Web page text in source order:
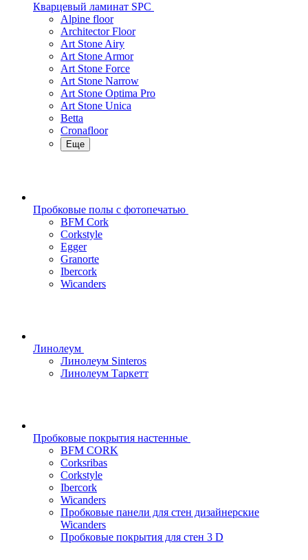
Кварцевый ламинат SPC
Alpine floor
Architector Floor
Art Stone Airy
Art Stone Armor
Art Stone Force
Art Stone Narrow
Art Stone Optima Pro
Art Stone Unica
Betta
Cronafloor
Еще
Пробковые полы с фотопечатью
BFM Cork
Corkstyle
Egger
Granorte
Ibercork
Wicanders
Линолеум
Линолеум Sinteros
Линолеум Таркетт
Пробковые покрытия настенные
BFM CORK
Corksribas
Corkstyle
Ibercork
Wicanders
Пробковые панели для стен дизайнерские
Wicanders
Пробковые покрытия для стен 3 D